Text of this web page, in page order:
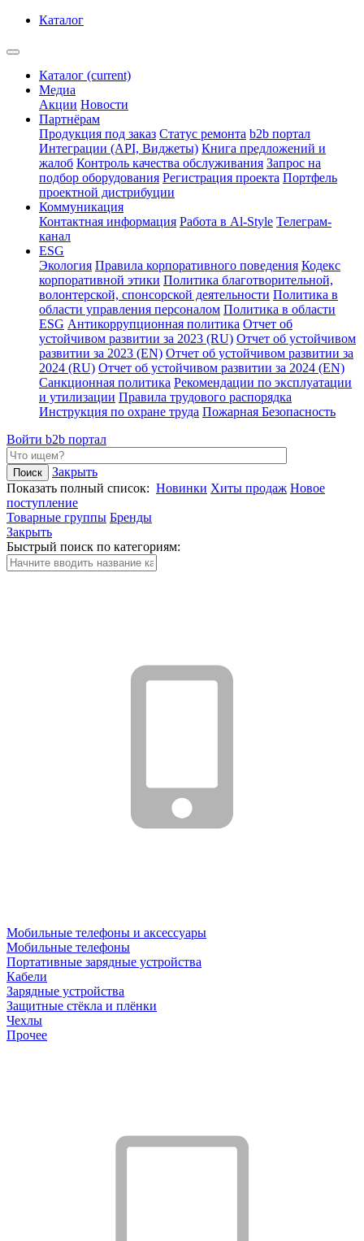
Каталог
Каталог (current)
Медиа
Акции Новости
Партнёрам
Продукция под заказ Статус ремонта b2b портал
Интеграции (API, Виджеты) Книга предложений и
жалоб Контроль качества обслуживания Запрос на
подбор оборудования Регистрация проекта Портфель
проектной дистрибуции
Коммуникация
Контактная информация Работа в Al-Style Телеграм-
канал
ESG
Экология Правила корпоративного поведения Кодекс
корпоративной этики Политика благотворительной,
волонтерской, спонсорской деятельности Политика в
области управления персоналом Политика в области
ESG Антикоррупционная политика Отчет об
устойчивом развитии за 2023 (RU) Отчет об устойчивом
развитии за 2023 (EN) Отчет об устойчивом развитии за
2024 (RU) Отчет об устойчивом развитии за 2024 (EN)
Санкционная политика Рекомендации по эксплуатации
и утилизации Правила трудового распорядка
Инструкция по охране труда Пожарная Безопасность
Войти b2b портал
Закрыть
Показать полный список: Новинки Хиты продаж Новое
поступление
Товарные группы Бренды
Закрыть
Быстрый поиск по категориям:
Мобильные телефоны и аксессуары
Мобильные телефоны
Портативные зарядные устройства
Кабели
Зарядные устройства
Защитные стёкла и плёнки
Чехлы
Прочее